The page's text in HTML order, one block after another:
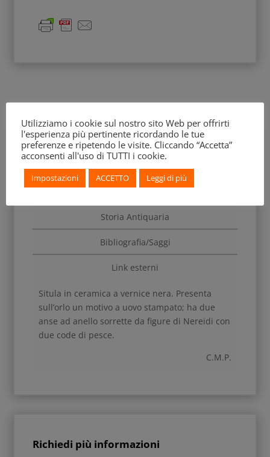
Descrizione
Storia Antiquaria
Bibliografia/Saggi
Link esterni
Situla in ceramica a vernice nera. Presenta
sull’orlo un motivo a uovo stampato; ha due
anse ad anello sorrette da figure di Nereidi con
due code di pesce.
C.M.P.
Richiedi più informazioni
Utilizziamo i cookie sul nostro sito Web per offrirti
l'esperienza più pertinente ricordando le tue
preferenze e ripetendo le visite. Cliccando “Accetta”
acconsenti all'uso di TUTTI i cookie.
Impostazioni ACCETTO Leggi di più